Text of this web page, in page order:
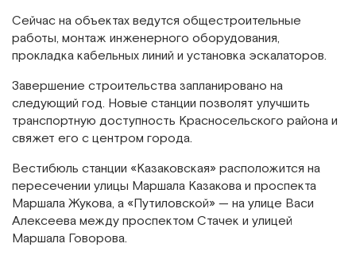
Сейчас на объектах ведутся общестроительные
работы, монтаж инженерного оборудования,
прокладка кабельных линий и установка эскалаторов.
Завершение строительства запланировано на
следующий год. Новые станции позволят улучшить
транспортную доступность Красносельского района и
свяжет его с центром города.
Вестибюль станции «Казаковская» расположится на
пересечении улицы Маршала Казакова и проспекта
Маршала Жукова, а «Путиловской» — на улице Васи
Алексеева между проспектом Стачек и улицей
Маршала Говорова.